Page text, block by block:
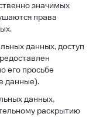
значимых
права
данных, доступ
его просьбе
данные).
данных,
раскрытию